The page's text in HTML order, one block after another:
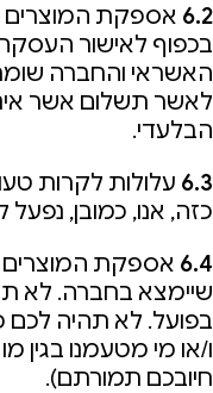
6.2 אספקת
בכפוף לאישור
האשראי והחברה
לאשר תשלום אשר
הבלעדי.
6.3 עלולות לקרות
כזה, אנו, כמובן,
6.4 אספקת המוצרים
שיימצא בחברה. לא
בפועל. לא תהיה לכם
ו/או מי מטעמנו בגין
חיובכם תמורתם).